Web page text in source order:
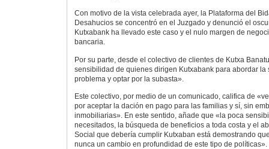
Con motivo de la vista celebrada ayer, la Plataforma del
Desahucios se concentró en el Juzgado y denunció el
Kutxabank ha llevado este caso y el nulo margen de
bancaria.
Por su parte, desde el colectivo de clientes de Kutxa
sensibilidad de quienes dirigen Kutxabank para abordar la
problema y optar por la subasta».
Este colectivo, por medio de un comunicado, califica de
por aceptar la dación en pago para las familias y sí, sin
inmobiliarias». En este sentido, añade que «la poca
necesitados, la búsqueda de beneficios a toda costa y el
Social que debería cumplir Kutxaban está demostrando
nunca un cambio en profundidad de este tipo de políticas».